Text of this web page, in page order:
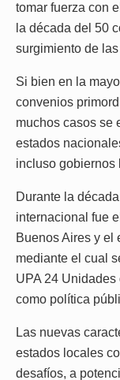
tomar fuerza con
la década del 50
surgimiento de
Si bien en la
convenios
muchos casos se
estados
incluso gobiernos
Durante la
internacional fue
Buenos Aires y el
mediante el cual
UPA 24
como política
Las nuevas
estados locales
desafíos, a